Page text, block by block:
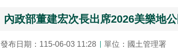
內政部董建宏次長出席2026美樂地
發布日期：115-06-03 11:28 單位：國土管理署